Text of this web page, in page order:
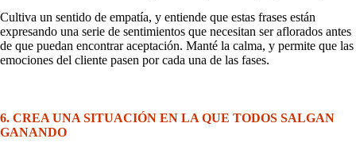
Cultiva un sentido de empatía, y entiende que estas frases están
expresando una serie de sentimientos que necesitan ser aflorados antes
de que puedan encontrar aceptación. Manté la calma, y permite que las
emociones del cliente pasen por cada una de las fases.
6. CREA UNA SITUACIÓN EN LA QUE TODOS SALGAN
GANANDO